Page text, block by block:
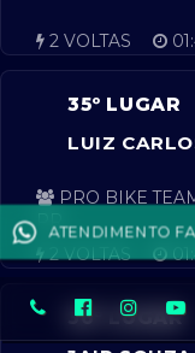
2 VOLTAS
35º LUGAR
LUIZ
PRO BIKE
2 VOLTAS
36º LUGAR
ATENDIMENTO